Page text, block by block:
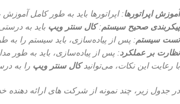
آموزش اپراتورها: اپراتورها باید به طور کامل آموزش
پیکربندی صحیح سیستم:کال سنتر ویپ باید به
تست سیستم: پس از پیاده‌سازی، باید سیستم را
نظارت بر عملکرد: پس از پیاده‌سازی، باید به طور
با رعایت این نکات، می‌توانیدکال سنتر ویپ را به
در جدول زیر، چند نمونه از شرکت های ارائه دهنده